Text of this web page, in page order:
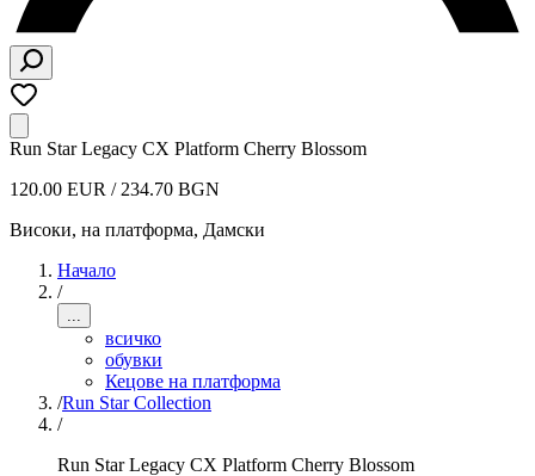
Run Star Legacy CX Platform Cherry Blossom
120.00 EUR / 234.70 BGN
Високи, на платформа, Дамски
Начало
/
...
всичко
обувки
Кецове на платформа
/Run Star Collection
/
Run Star Legacy CX Platform Cherry Blossom